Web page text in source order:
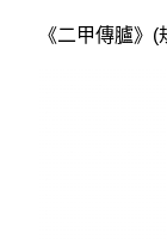
《二甲傳臚》